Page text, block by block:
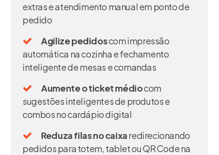
extras e atendimento manual em ponto de
pedido
Agilize pedidoscom impressão
automática na cozinha e fechamento
inteligente de mesas e comandas
Aumente o ticket médiocom
sugestões inteligentes de produtos e
combos no cardápio digital
Reduza filas no caixaredirecionando
pedidos para totem, tablet ou QR Code na